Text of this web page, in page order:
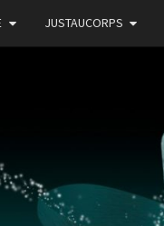
JUSTAUCORPS